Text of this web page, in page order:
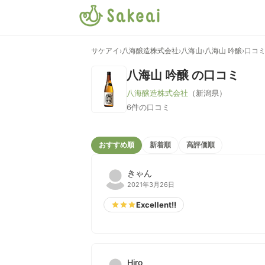
サケアイ ›八海醸造株式会社›八海山›八海山 吟醸›口コ
八海山 吟醸 の口コミ
八海醸造株式会社 （新潟県）
6件の口コミ
おすすめ順 新着順 高評価順
きゃん
2021年3月26日
Excellent!!
Hiro